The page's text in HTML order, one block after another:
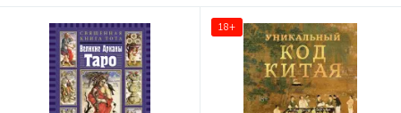
Истории успеха
История 5 Красота. Стиль. Уход 2
Кулинария. Напитки Наука. Техника 2
18+